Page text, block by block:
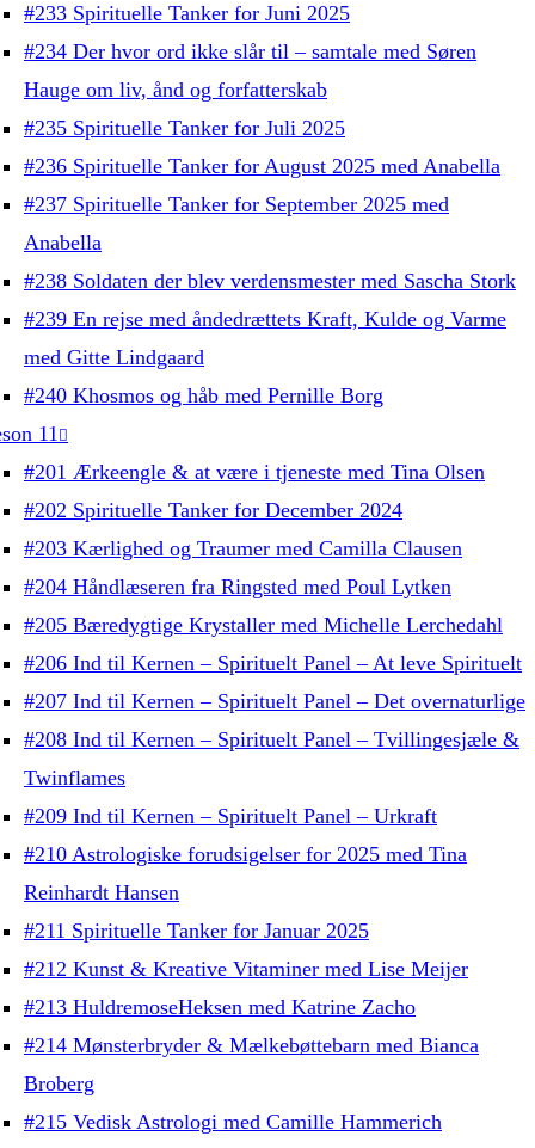
#233 Spirituelle Tanker for Juni 2025
#234 Der hvor ord ikke slår til – samtale med Søren
Hauge om liv, ånd og forfatterskab
#235 Spirituelle Tanker for Juli 2025
#236 Spirituelle Tanker for August 2025 med Anabella
#237 Spirituelle Tanker for September 2025 med
Anabella
#238 Soldaten der blev verdensmester med Sascha Stork
#239 En rejse med åndedrættets Kraft, Kulde og Varme
med Gitte Lindgaard
#240 Khosmos og håb med Pernille Borg
11
#201 Ærkeengle & at være i tjeneste med Tina Olsen
#202 Spirituelle Tanker for December 2024
#203 Kærlighed og Traumer med Camilla Clausen
#204 Håndlæseren fra Ringsted med Poul Lytken
#205 Bæredygtige Krystaller med Michelle Lerchedahl
#206 Ind til Kernen – Spirituelt Panel – At leve Spirituelt
#207 Ind til Kernen – Spirituelt Panel – Det overnaturlige
#208 Ind til Kernen – Spirituelt Panel – Tvillingesjæle &
Twinflames
#209 Ind til Kernen – Spirituelt Panel – Urkraft
#210 Astrologiske forudsigelser for 2025 med Tina
Reinhardt Hansen
#211 Spirituelle Tanker for Januar 2025
#212 Kunst & Kreative Vitaminer med Lise Meijer
#213 HuldremoseHeksen med Katrine Zacho
#214 Mønsterbryder & Mælkebøttebarn med Bianca
Broberg
#215 Vedisk Astrologi med Camille Hammerich